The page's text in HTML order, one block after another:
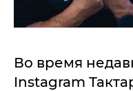
Во время
Instagram